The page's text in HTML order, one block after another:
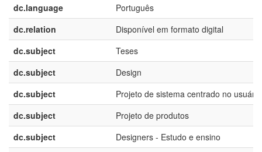
dc.language
Português
dc.relation
Disponível em formato digital
dc.subject
Teses
dc.subject
Design
dc.subject
Projeto de sistema centrado no usuário
dc.subject
Projeto de produtos
dc.subject
Designers - Estudo e ensino